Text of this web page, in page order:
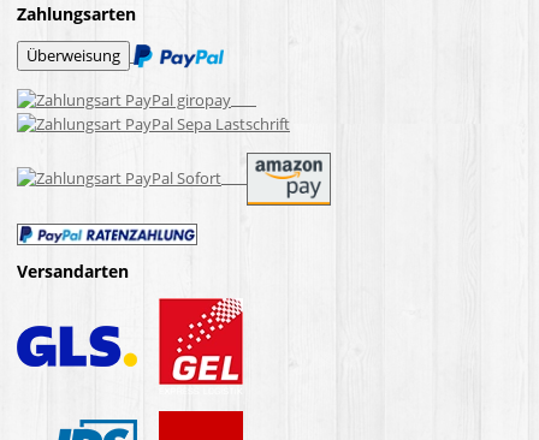
Zahlungsarten
Versandarten